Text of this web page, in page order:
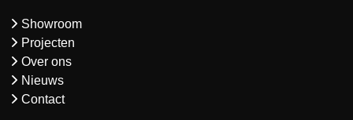
Showroom
Projecten
Over ons
Nieuws
Contact